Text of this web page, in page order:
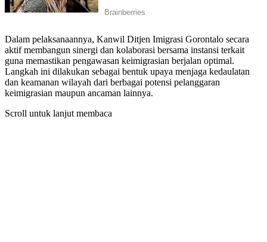
Dalam pelaksanaannya, Kanwil Ditjen Imigrasi Gorontalo secara
aktif membangun sinergi dan kolaborasi bersama instansi terkait
guna memastikan pengawasan keimigrasian berjalan optimal.
Langkah ini dilakukan sebagai bentuk upaya menjaga kedaulatan
dan keamanan wilayah dari berbagai potensi pelanggaran
keimigrasian maupun ancaman lainnya.
Scroll untuk lanjut membaca